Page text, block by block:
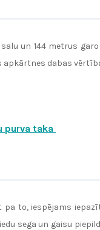
un 144 metrus
apkārtnes dabas
purva taka
to, iespējams
sega un gaisu